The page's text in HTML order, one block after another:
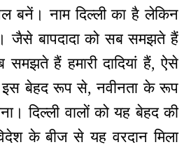
बनें। नाम दिल्ली का है लेकिन
जैसे बापदादा को सब समझते हैं
समझते हैं हमारी दादियां हैं, ऐसे
इस बेहद रूप से, नवीनता के रूप
दिल्ली वालों को यह बेहद की
के बीज से यह वरदान मिला